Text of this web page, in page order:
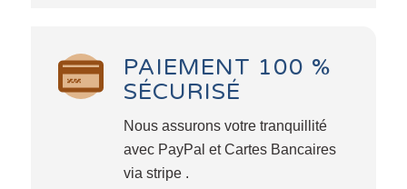
PAIEMENT 100 %
SÉCURISÉ
Nous assurons votre tranquillité
avec PayPal et Cartes Bancaires
via stripe .